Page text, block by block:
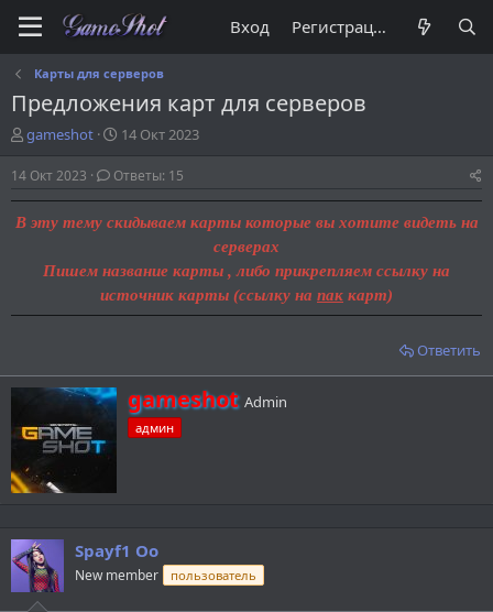
Вход Регистрация
Карты для серверов
Предложения карт для серверов
А
в
т
т
gameshot
Д
а
т
а
а
л
а
14 Окт 2023
14 Окт 2023 Ответы: 15
В эту тему скидываем карты которые вы хотите видеть на
серверах
Пишем название карты , либо прикрепляем ссылку на
источник карты (ссылку на пак карт)
Ответить
А
в
т
gameshot Admin
админ
Spayf1 Oo
New member пользователь